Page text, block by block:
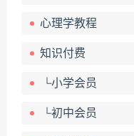
心理学教程
知识付费
└小学会员
└初中会员